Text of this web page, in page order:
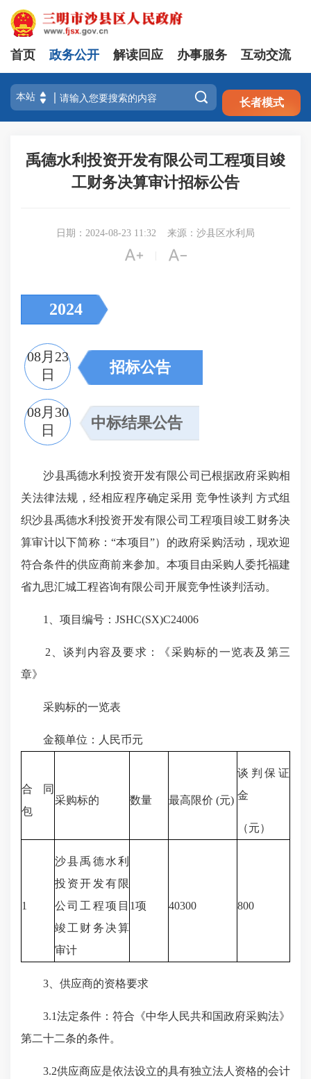
注册 登录
首页 政务公开 解读回应 办事服务 互动交流
 长者模式
禹德水利投资开发有限公司工程项目竣
工财务决算审计招标公告
日期：2024-08-23 11:32 来源：沙县区水利局
 
2024
08月23
日
招标公告
08月30
日
中标结果公告
沙县禹德水利投资开发有限公司已根据政府采购相
关法律法规，经相应程序确定采用 竞争性谈判 方式组
织沙县禹德水利投资开发有限公司工程项目竣工财务决
算审计以下简称：“本项目”）的政府采购活动，现欢迎
符合条件的供应商前来参加。本项目由采购人委托福建
省九思汇城工程咨询有限公司开展竞争性谈判活动。
1、项目编号：JSHC(SX)C24006
2、谈判内容及要求：《采购标的一览表及第三
章》
采购标的一览表
金额单位：人民币元
合同
包
采购标的 数量 最高限价 (元)
谈判保证
金
（元）
1
沙县禹德水利
投资开发有限
公司工程项目
竣工财务决算
审计
1项 40300 800
3、供应商的资格要求
3.1法定条件：符合《中华人民共和国政府采购法》
第二十二条的条件。
3.2供应商应是依法设立的具有独立法人资格的会计